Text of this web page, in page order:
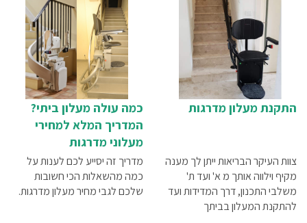
הוא פתרון ההנגשה הרלוונטי
עבורכם.
התקנת מעלון מדרגות
צוות העיקר הבריאות ייתן לך מענה
מקיף וילווה אותך מ א' ועד ת'
משלבי התכנון, דרך המדידות ועד
להתקנת המעלון בביתך
כמה עולה מעלון ביתי?
המדריך המלא למחירי
מעלוני מדרגות
מדריך זה יסייע לכם לענות על
כמה מהשאלות הכי חשובות
שלכם לגבי מחיר מעלון מדרגות.